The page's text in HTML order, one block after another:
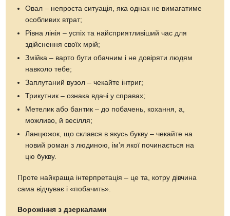
Овал – непроста ситуація, яка однак не вимагатиме
особливих втрат;
Рівна лінія – успіх та найсприятливіший час для
здійснення своїх мрій;
Змійка – варто бути обачним і не довіряти людям
навколо тебе;
Заплутаний вузол – чекайте інтриг;
Трикутник – ознака вдачі у справах;
Метелик або бантик – до побачень, кохання, а,
можливо, й весілля;
Ланцюжок, що склався в якусь букву – чекайте на
новий роман з людиною, ім’я якої починається на
цю букву.
Проте найкраща інтерпретація – це та, котру дівчина
сама відчуває і «побачить».
Ворожіння з дзеркалами